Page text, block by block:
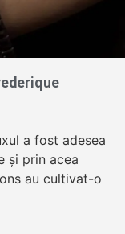
a fost adesea
și prin acea
au cultivat-o